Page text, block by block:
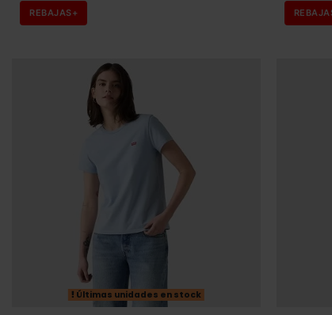
REBAJAS+
Últimas unidades en stock